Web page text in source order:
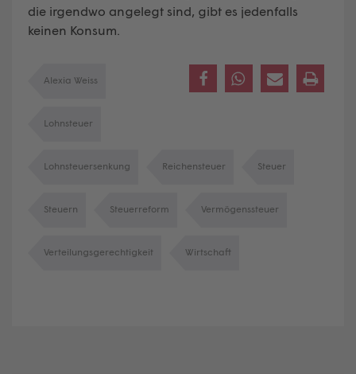
die irgendwo angelegt sind, gibt es jedenfalls
keinen Konsum.
Alexia Weiss
Lohnsteuer
Lohnsteuersenkung Reichensteuer Steuer
Steuern Steuerreform Vermögenssteuer
Verteilungsgerechtigkeit Wirtschaft